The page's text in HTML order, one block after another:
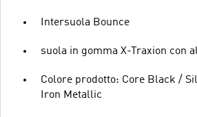
Intersuola Bounce
suola in gomma X-Traxion con
Colore prodotto: Core Black /
Iron Metallic